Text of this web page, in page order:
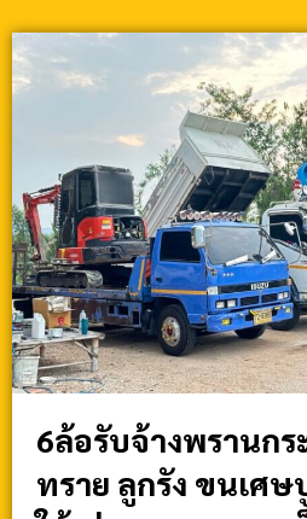
6ล้อรับจ้างพรานก
ทราย ลูกรัง ขนเศ